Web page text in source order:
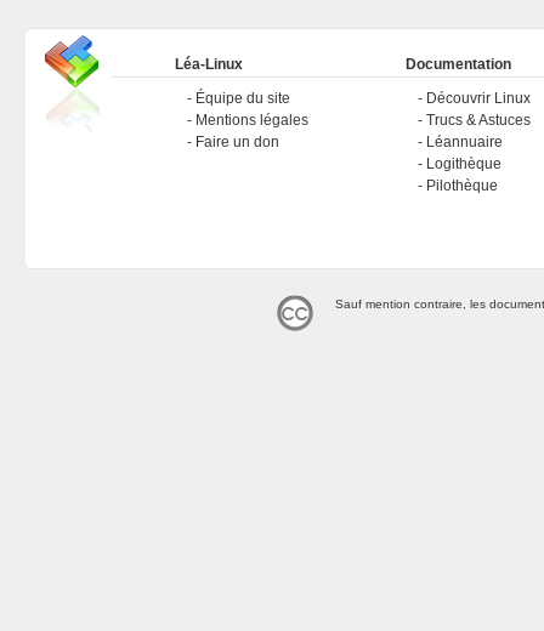
Léa-Linux
Équipe du site
Mentions légales
Faire un don
Documentation
Découvrir Linux
Trucs & Astuces
Léannuaire
Logithèque
Pilothèque
Sauf mention contraire, les